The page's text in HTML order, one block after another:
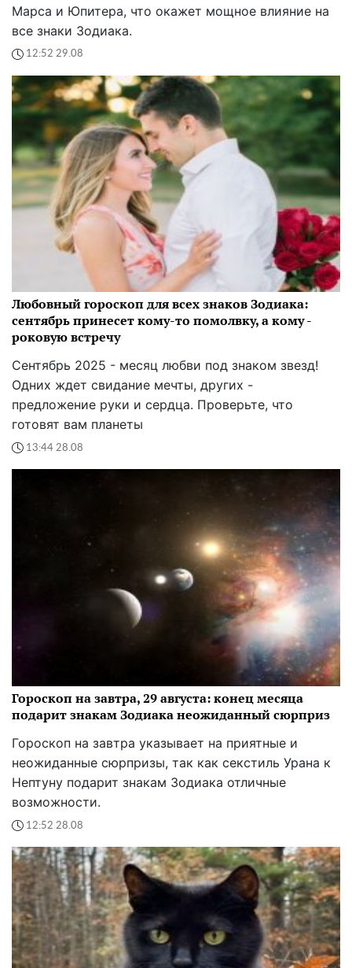
Марса и Юпитера, что окажет мощное влияние на
все знаки Зодиака.
12:52 29.08
Любовный гороскоп для всех знаков Зодиака:
сентябрь принесет кому-то помолвку, а кому -
роковую встречу
Сентябрь 2025 - месяц любви под знаком звезд!
Одних ждет свидание мечты, других -
предложение руки и сердца. Проверьте, что
готовят вам планеты
13:44 28.08
Гороскоп на завтра, 29 августа: конец месяца
подарит знакам Зодиака неожиданный сюрприз
Гороскоп на завтра указывает на приятные и
неожиданные сюрпризы, так как секстиль Урана к
Нептуну подарит знакам Зодиака отличные
возможности.
12:52 28.08